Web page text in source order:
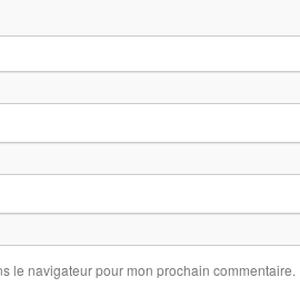
le navigateur pour mon prochain commentaire.